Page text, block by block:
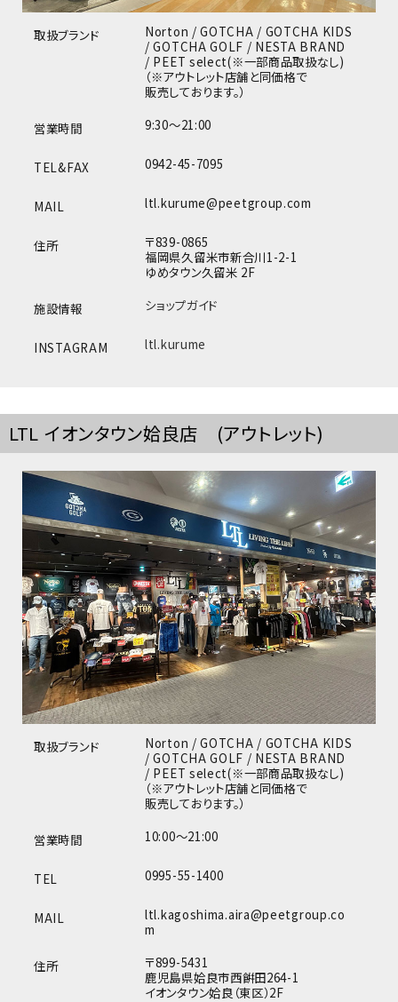
取扱ブランド
Norton / GOTCHA / GOTCHA KIDS
/ GOTCHA GOLF / NESTA BRAND
/ PEET select(※一部商品取扱なし)
（※アウトレット店舗と同価格で
販売しております。）
営業時間 9:30～21:00
TEL&FAX 0942-45-7095
MAIL ltl.kurume@peetgroup.com
住所
〒839-0865
福岡県久留米市新合川1-2-1
ゆめタウン久留米 2F
施設情報 ショップガイド
INSTAGRAM ltl.kurume
LTL イオンタウン姶良店 (アウトレット)
取扱ブランド
Norton / GOTCHA / GOTCHA KIDS
/ GOTCHA GOLF / NESTA BRAND
/ PEET select(※一部商品取扱なし)
（※アウトレット店舗と同価格で
販売しております。）
営業時間 10:00～21:00
TEL 0995-55-1400
MAIL
ltl.kagoshima.aira@peetgroup.co
m
住所
〒899-5431
鹿児島県姶良市西餠田264-1
イオンタウン姶良（東区）2F